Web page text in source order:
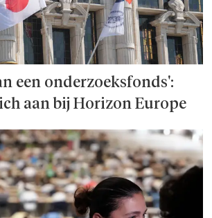
een onderzoeks­fonds':
aan bij Horizon Europe